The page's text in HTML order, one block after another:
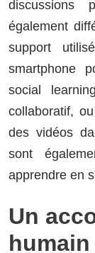
discussions
également
support
smartphone
social
collaboratif,
des vidéos
sont
apprendre en
Un